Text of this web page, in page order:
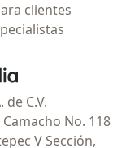
clientes
- Página de inicio
C.V.
No. 118
V Sección,